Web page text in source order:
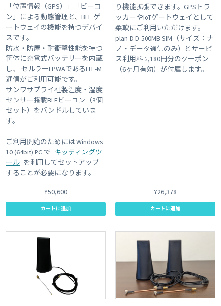
「位置情報（GPS）」「ビーコ
ン」による動態管理と、BLE ゲ
ートウェイの機能を持つデバイ
スです。
防水・防塵・耐衝撃性能を持つ
筐体に充電式バッテリーを内蔵
し、 セルラーLPWAであるLTE-M
通信がご利用可能です。
サンワサプライ社製温度・湿度
センサー搭載BLEビーコン（3個
セット）をバンドルしていま
す。
ご利用開始のためには Windows
10 (64bit) PC で キッティングツ
ール を利用してセットアップ
することが必要になります。
¥50,600
カートに追加
り機能拡張できます。GPSトラ
ッカーやIoTゲートウェイとして
柔軟にご利用いただけます。
plan-D D-500MB SIM（サイズ：ナ
ノ・データ通信のみ）とサービ
ス利用料 2,180円分のクーポン
（6ヶ月有効）が付属します。
¥26,378
カートに追加